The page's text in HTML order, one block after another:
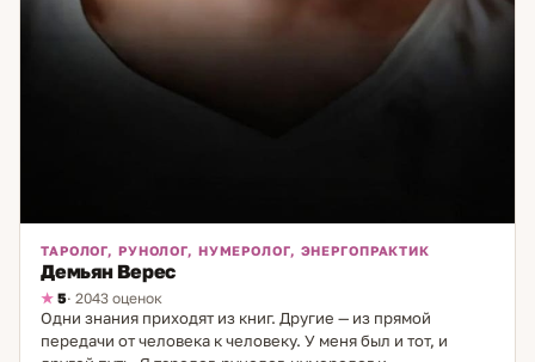
ТАРОЛОГ, РУНОЛОГ, НУМЕРОЛОГ, ЭНЕРГОПРАКТИК
Демьян Верес
5· 2043 оценок
Одни знания приходят из книг. Другие — из прямой
передачи от человека к человеку. У меня был и тот, и